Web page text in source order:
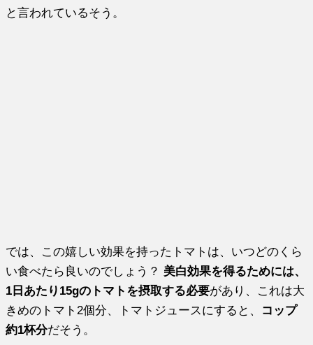
と言われているそう。
では、この嬉しい効果を持ったトマトは、いつどのくら
い食べたら良いのでしょう？ 美白効果を得るためには、
1日あたり15gのトマトを摂取する必要があり、これは大
きめのトマト2個分、トマトジュースにすると、 コップ
約1杯分だそう。